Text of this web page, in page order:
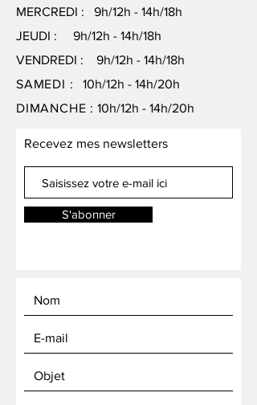
MERCREDI : 9h/12h - 14h/18h
JEUDI : 9h/12h - 14h/18h
VENDREDI : 9h/12h - 14h/18h
SAMEDI : 10h/12h - 14h/20h
DIMANCHE : 10h/12h - 14h/20h
Recevez mes newsletters
S'abonner